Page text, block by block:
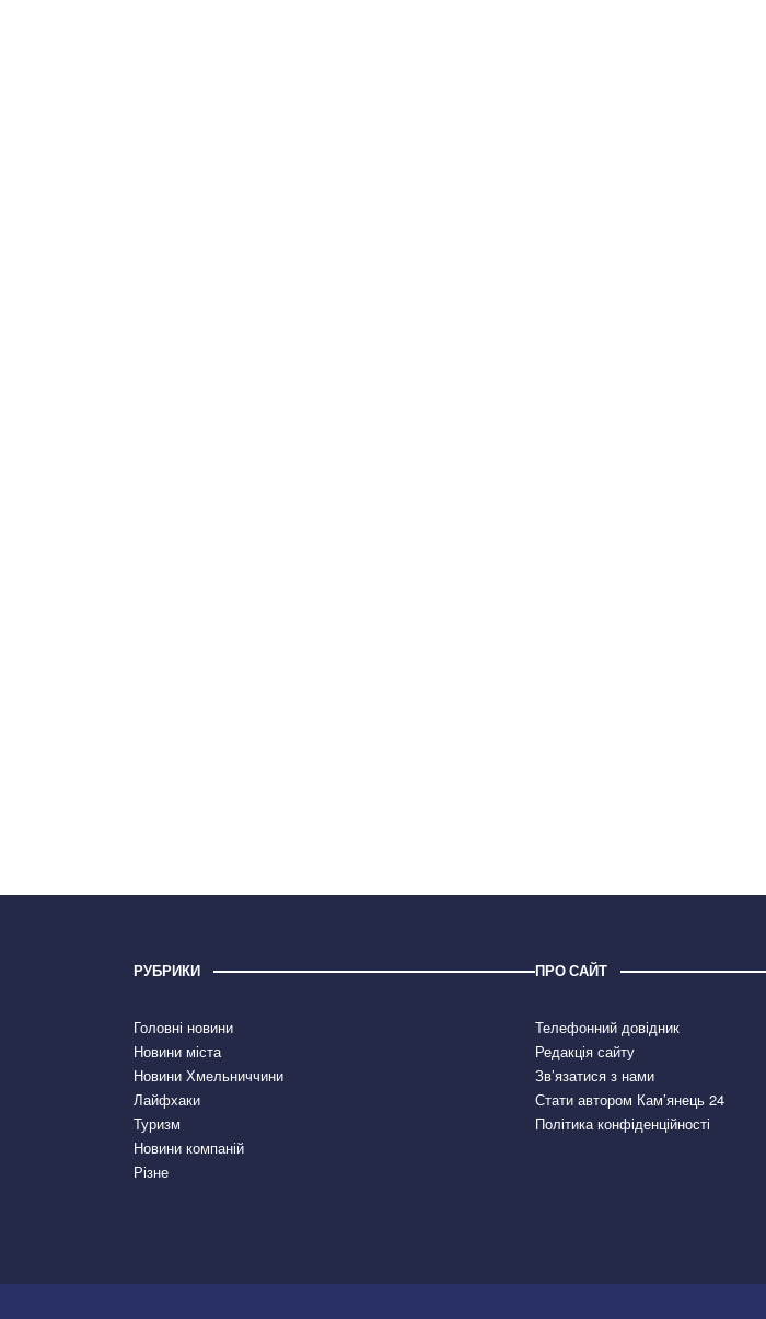
РУБРИКИ
Головні новини
Новини міста
Новини Хмельниччини
Лайфхаки
Туризм
Новини компаній
Різне
ПРО САЙТ
Телефонний довідник
Редакція сайту
Зв’язатися з нами
Стати автором Кам’янець 24
Політика конфіденційності